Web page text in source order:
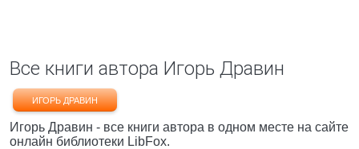
Все книги автора Игорь Дравин
ИГОРЬ ДРАВИН
Игорь Дравин - все книги автора в одном месте на сайте
онлайн библиотеки LibFox.